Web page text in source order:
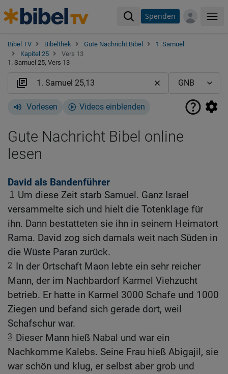
Spenden
Bibel TV Bibelthek Gute Nachricht Bibel
1. Samuel
Kapitel 25
Vers 13
1. Samuel 25, Vers 13
Vorlesen Videos einblenden
Gute Nachricht Bibel online
lesen
David als Bandenführer
1
Um diese Zeit starb Samuel. Ganz Israel
versammelte sich und hielt die Totenklage für
ihn. Dann bestatteten sie ihn in seinem Heimatort
Rama. David zog sich damals weit nach Süden in
die Wüste Paran zurück.
2 In der Ortschaft Maon lebte ein sehr reicher
Mann, der im Nachbardorf Karmel Viehzucht
betrieb. Er hatte in Karmel 3000 Schafe und 1000
Ziegen und befand sich gerade dort, weil
Schafschur war.
3 Dieser Mann hieß Nabal und war ein
Nachkomme Kalebs. Seine Frau hieß Abigajil, sie
war schön und klug, er selbst aber grob und